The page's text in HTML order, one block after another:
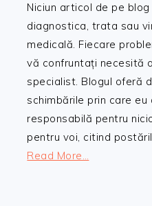
Niciun articol de pe
diagnostica, trata sau
medicală. Fiecare
vă confruntați necesită
specialist. Blogul oferă
schimbările prin care
responsabilă pentru
pentru voi, citind
Read More…